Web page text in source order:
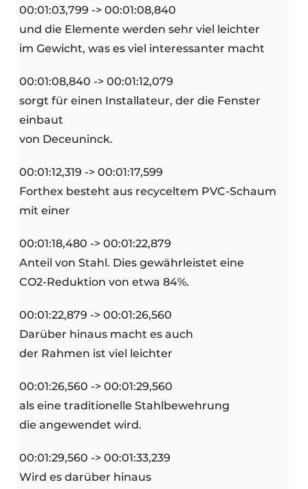
00:01:03,799 -> 00:01:08,840
und die Elemente werden sehr viel leichter
im Gewicht, was es viel interessanter macht
00:01:08,840 -> 00:01:12,079
sorgt für einen Installateur, der die Fenster
einbaut
von Deceuninck.
00:01:12,319 -> 00:01:17,599
Forthex besteht aus recyceltem PVC-Schaum
mit einer
00:01:18,480 -> 00:01:22,879
Anteil von Stahl. Dies gewährleistet eine
CO2-Reduktion von etwa 84%.
00:01:22,879 -> 00:01:26,560
Darüber hinaus macht es auch
der Rahmen ist viel leichter
00:01:26,560 -> 00:01:29,560
als eine traditionelle Stahlbewehrung
die angewendet wird.
00:01:29,560 -> 00:01:33,239
Wird es darüber hinaus